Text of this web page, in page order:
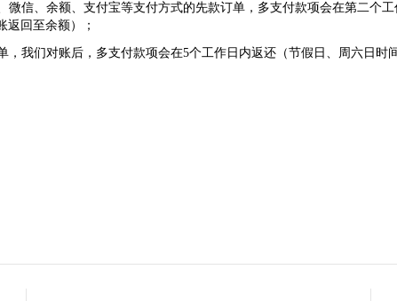
微信、余额、支付宝等支付方式的先款订单，多支付款项会在第二个工
返回至余额）；
，我们对账后， 多支付款项会在5个工作日内返还（节假日、周六日时